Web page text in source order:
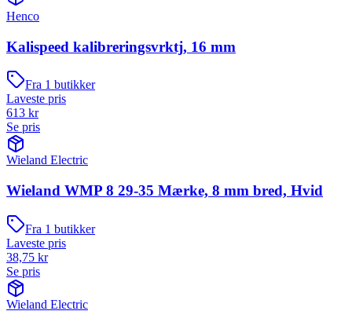
Henco
Kalispeed kalibreringsvrktj, 16 mm
Fra 1 butikker
Laveste pris
613 kr
Se pris
Wieland Electric
Wieland WMP 8 29-35 Mærke, 8 mm bred, Hvid
Fra 1 butikker
Laveste pris
38,75 kr
Se pris
Wieland Electric